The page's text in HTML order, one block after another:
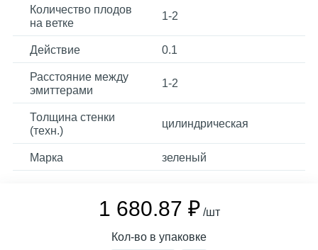
Количество плодов
на ветке
1-2
Действие 0.1
Расстояние между
эмиттерами
1-2
Толщина стенки
(техн.)
цилиндрическая
Марка зеленый
1 680.87 ₽ /шт
Кол-во в упаковке